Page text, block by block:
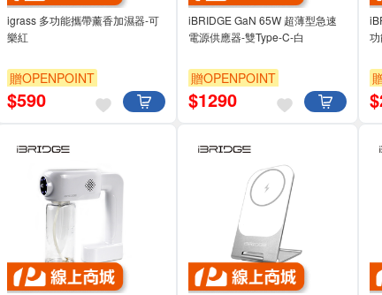
igrass 多功能攜帶薰香加濕器-可
樂紅
贈OPENPOINT
$590
iBRIDGE GaN 65W 超薄型急速
電源供應器-雙Type-C-白
贈OPENPOINT
$1290 $